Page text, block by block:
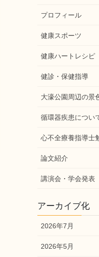
プロフィール
健康スポーツ
健康ハートレシピ
健診・保健指導
大濠公園周辺の景
循環器疾患につい
心不全療養指導士
論文紹介
講演会・学会発表
アーカイブ化
2026年7月
2026年5月